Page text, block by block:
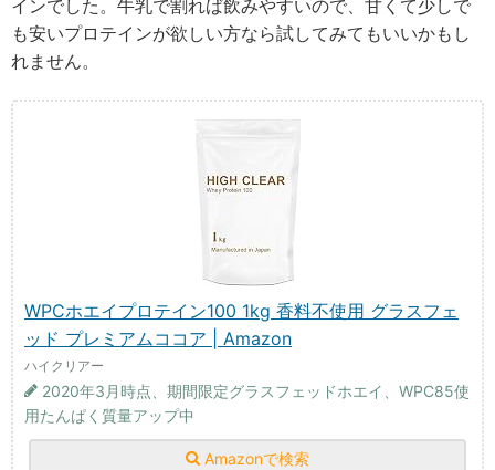
インでした。牛乳で割れば飲みやすいので、甘くて少しで
も安いプロテインが欲しい方なら試してみてもいいかもし
れません。
WPCホエイプロテイン100 1kg 香料不使用 グラスフェ
ッド プレミアムココア | Amazon
ハイクリアー
2020年3月時点、期間限定グラスフェッドホエイ、WPC85使
用たんぱく質量アップ中
Amazonで検索